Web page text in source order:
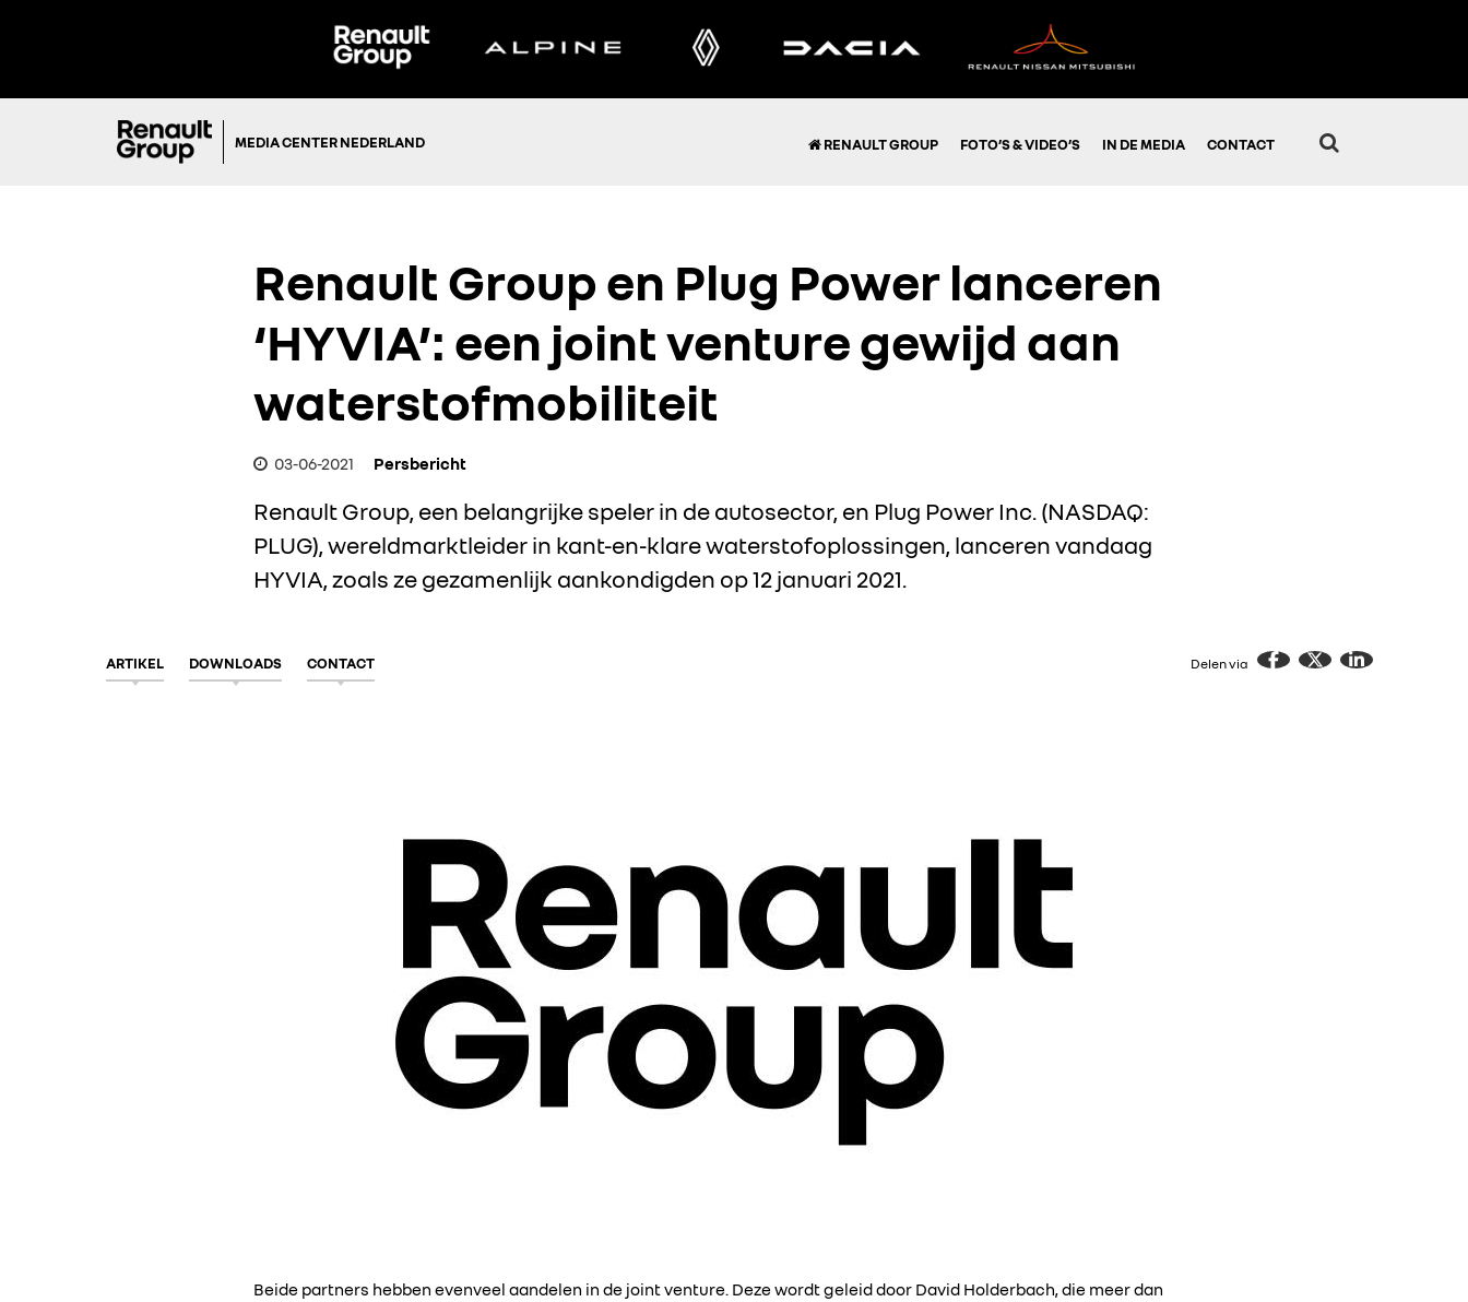
MEDIA CENTER NEDERLAND RENAULT GROUP FOTO’S & VIDEO’S IN DE MEDIA CONTACT
Renault Group en Plug Power lanceren
‘HYVIA’: een joint venture gewijd aan
waterstofmobiliteit
03-06-2021 Persbericht
Renault Group, een belangrijke speler in de autosector, en Plug Power Inc. (NASDAQ:
PLUG), wereldmarktleider in kant-en-klare waterstofoplossingen, lanceren vandaag
HYVIA, zoals ze gezamenlijk aankondigden op 12 januari 2021.
ARTIKEL DOWNLOADS CONTACT Delen via
Beide partners hebben evenveel aandelen in de joint venture. Deze wordt geleid door David Holderbach, die meer dan